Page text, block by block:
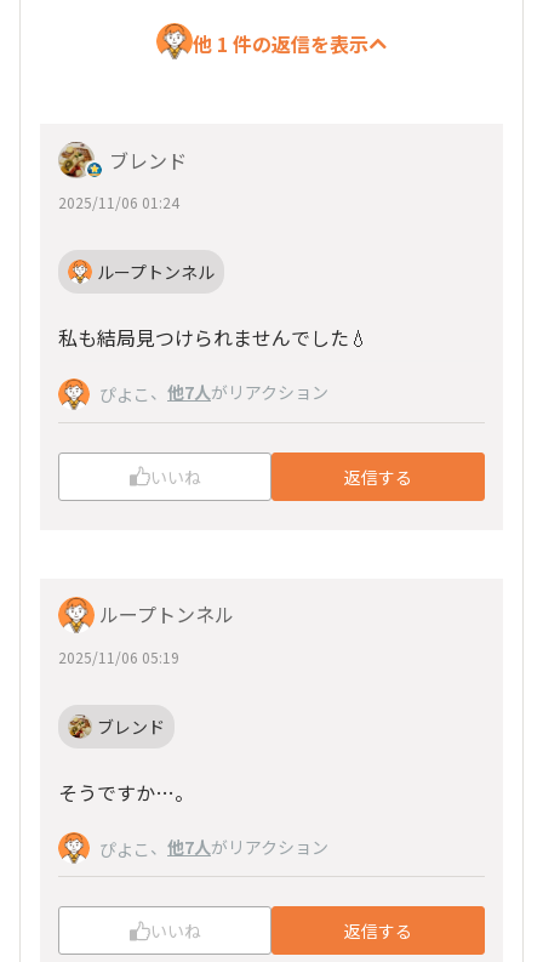
他 1 件の返信を表示
ブレンド
2025/11/06 01:24
ループトンネル
私も結局見つけられませんでした💧
ぴよこ 、 他7人がリアクション
いいね 返信する
ループトンネル
2025/11/06 05:19
ブレンド
そうですか…。
ぴよこ 、 他7人がリアクション
いいね 返信する